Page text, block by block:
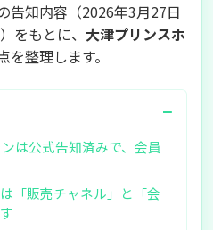
告知内容（2026年3月27日
をもとに、 大津プリンスホ
を整理します。
−
は公式告知済みで、会員
「販売チャネル」と「会